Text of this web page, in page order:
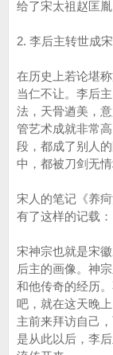
给了宋太祖赵匡胤
2. 李后主转世成
在历史上若论堪
当仁不让。李后
法，天骨遒美，
管艺术成就非常
段，都成了别人
中，都被刀剑无
宋人的笔记《养
有了这样的记载：
宋神宗也就是宋
后主的画像。神
和他传奇的经历
吧，就在这天晚
主前来拜访自己
是从此以后，李